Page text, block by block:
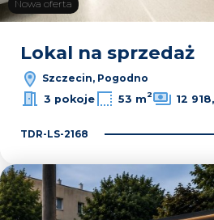
Nowa oferta
Lokal na sprzedaż
Szczecin, Pogodno
3 pokoje
53 m2 12
TDR-LS-2168